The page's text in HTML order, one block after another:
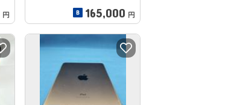
円 165,000 円